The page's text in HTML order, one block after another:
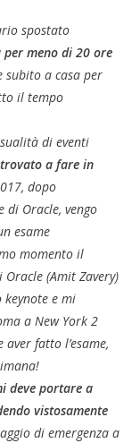
spostato
meno di 20 ore
subito a casa per
il tempo
di eventi
a fare in
dopo
di Oracle, vengo
esame
momento il
(Amit Zavery)
e mi
a New York 2
fatto l’esame,
deve portare a
vistosamente
di emergenza a